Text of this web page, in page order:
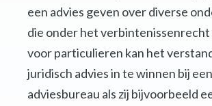
een advies geven over diverse
die onder het verbintenissenrecht
voor particulieren kan het
juridisch advies in te winnen bij
adviesbureau als zij bijvoorbeeld